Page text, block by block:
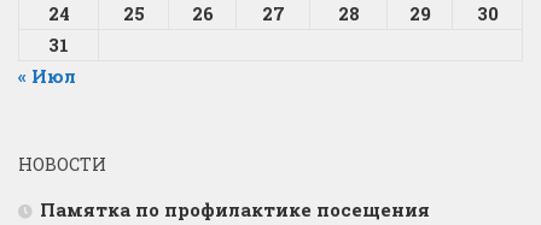
24
25 26 27 28 29
30
31
« Июл
НОВОСТИ
Памятка по профилактике посещения